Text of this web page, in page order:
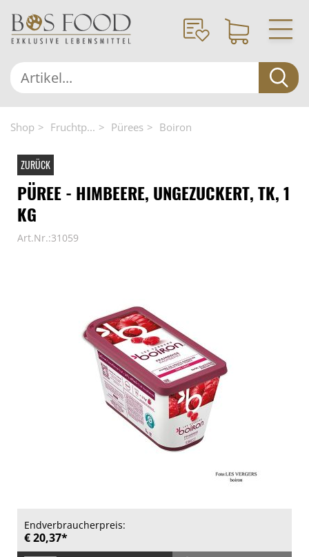
Shop Fruchtp... Pürees Boiron
ZURÜCK
PÜREE - HIMBEERE, UNGEZUCKERT, TK, 1
KG
Art.Nr.:31059
Endverbraucherpreis:
€ 20,37*